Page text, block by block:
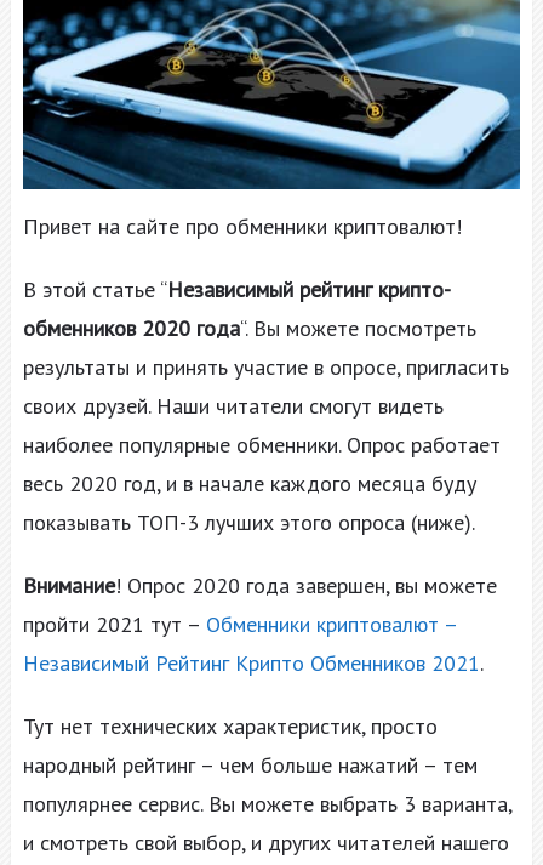
Привет на сайте про обменники криптовалют!
В этой статье “Независимый рейтинг крипто-
обменников 2020 года“. Вы можете посмотреть
результаты и принять участие в опросе, пригласить
своих друзей. Наши читатели смогут видеть
наиболее популярные обменники. Опрос работает
весь 2020 год, и в начале каждого месяца буду
показывать ТОП-3 лучших этого опроса (ниже).
Внимание! Опрос 2020 года завершен, вы можете
пройти 2021 тут – Обменники криптовалют –
Независимый Рейтинг Крипто Обменников 2021.
Тут нет технических характеристик, просто
народный рейтинг – чем больше нажатий – тем
популярнее сервис. Вы можете выбрать 3 варианта,
и смотреть свой выбор, и других читателей нашего